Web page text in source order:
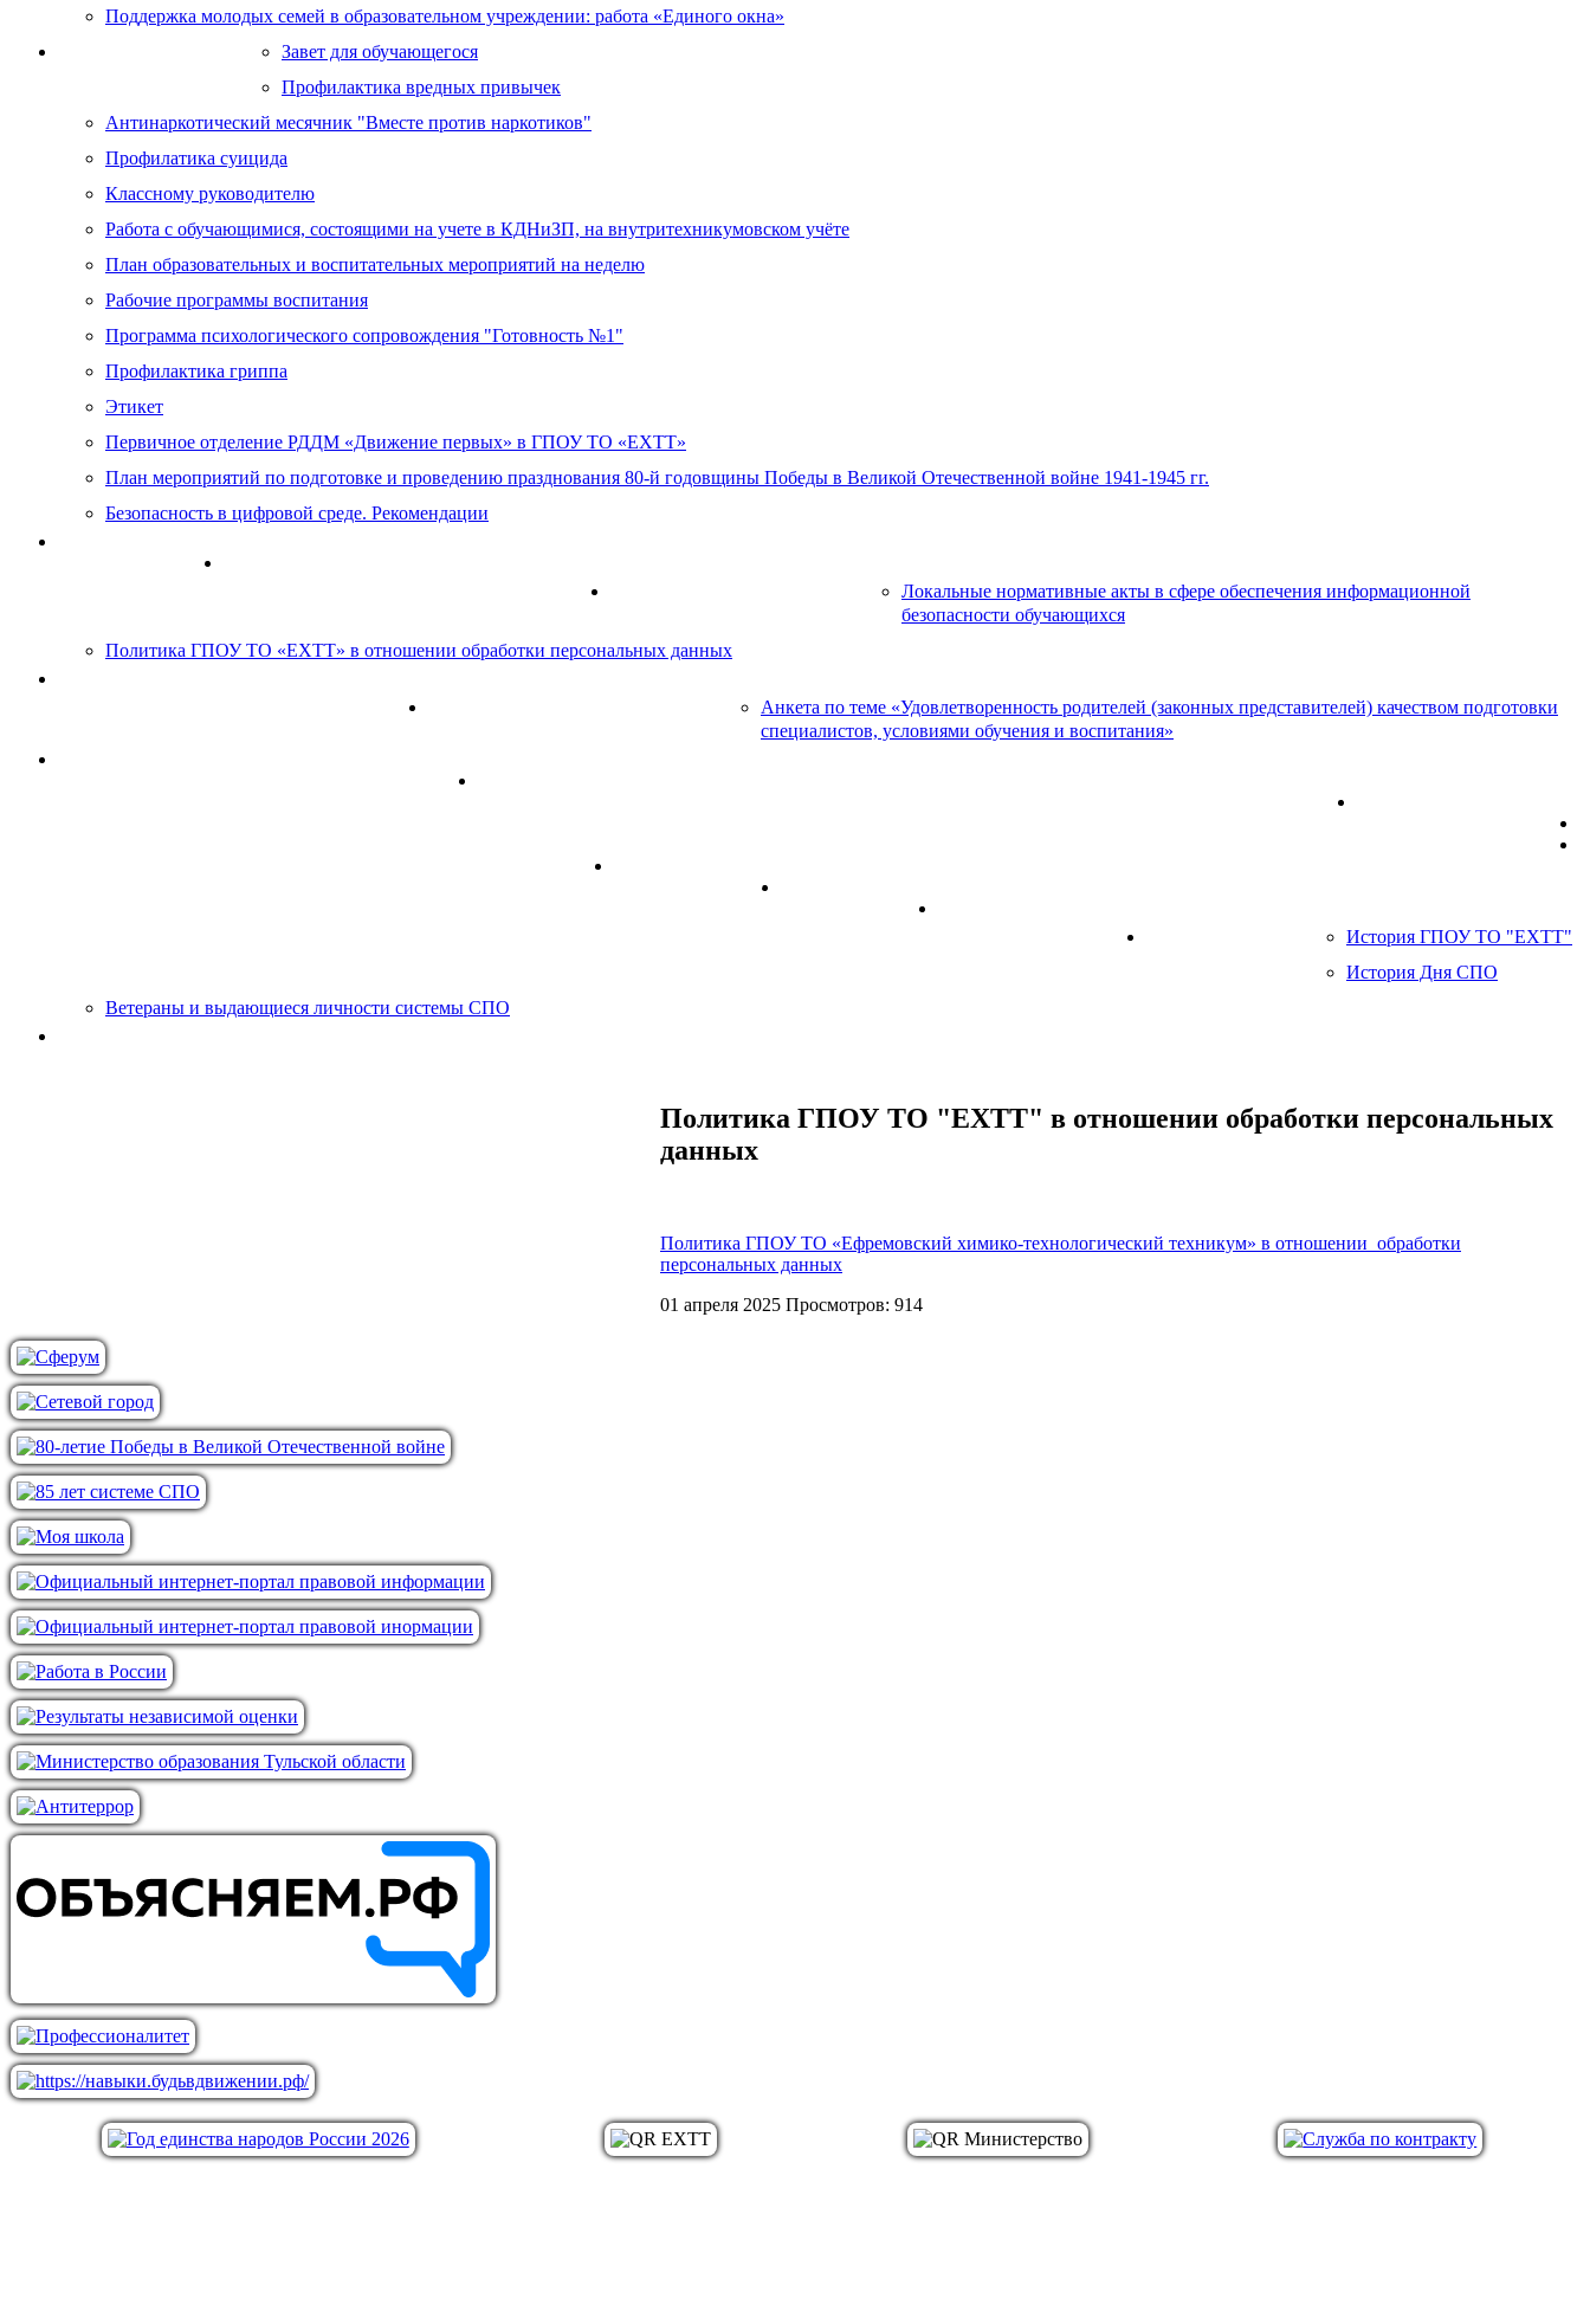
Поддержка молодых семей в образовательном учреждении: работа «Единого окна»
Завет для обучающегося
Профилактика вредных привычек
Антинаркотический месячник "Вместе против наркотиков"
Профилатика суицида
Классному руководителю
Работа с обучающимися, состоящими на учете в КДНиЗП, на внутритехникумовском учёте
План образовательных и воспитательных мероприятий на неделю
Рабочие программы воспитания
Программа психологического сопровождения "Готовность №1"
Профилактика гриппа
Этикет
Первичное отделение РДДМ «Движение первых» в ГПОУ ТО «ЕХТТ»
План мероприятий по подготовке и проведению празднования 80-й годовщины Победы в Великой Отечественной войне 1941-1945 гг.
Безопасность в цифровой среде. Рекомендации
Антикоррупция
Локальные нормативные акты в сфере обеспечения информационной
безопасности обучающихся
Политика ГПОУ ТО «ЕХТТ» в отношении обработки персональных данных
Анкета по теме «Удовлетворенность родителей (законных представителей) качеством подготовки
специалистов, условиями обучения и воспитания»
"IT-Куб" - Центр цифрового образования детей
Муниципальный (кластерный) опорный центр дополнительного образования детей ГПОУ ТО «ЕХТТ»
Мобильный технопарк
Наставничество
Горячие линии
История ГПОУ ТО "ЕХТТ"
История Дня СПО
Ветераны и выдающиеся личности системы СПО
Политика ГПОУ ТО "ЕХТТ" в отношении обработки персональных
данных
01 апреля 2025 Просмотров: 914
Политика ГПОУ ТО «Ефремовский химико-технологический техникум» в отношении обработки
персональных данных